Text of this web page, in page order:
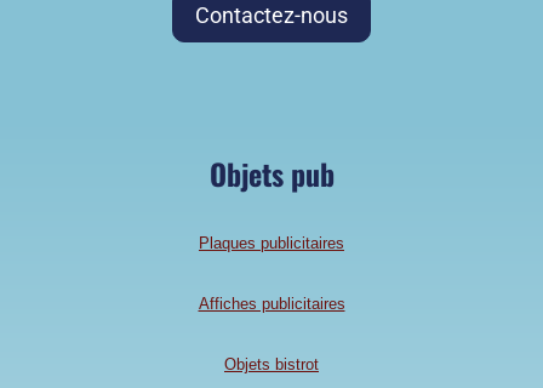
Contactez-nous
Objets pub
Plaques publicitaires
Affiches publicitaires
Objets bistrot